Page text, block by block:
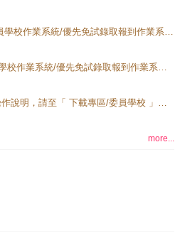
109學年度五專優先免試入學錄取生報到作業，請至「 委員學校作業系統/優先免試錄取報到作業系統 」（系統開放時間：109年6月11日（星期四）9:00至109年6月15日（星期一）15：00止）。 重要：有關【錄取報到回傳】及【五專優免回流名額】，務請於109年6月15日16:00前於系統匯出報到名單(pdf檔)簽核後，先以傳真(02-2773-8881)至本委員會，再電話(02-2772-5333分機222、210)確認已收到傳真，正本請郵寄至本委員會。
109學年度五專優先免試入學分發結果查詢，請至 「 委員學校作業系統/優先免試錄取報到作業系統」 ，系統開放時間：109年6月11日 9:00（星期四）起。
109學年度五專優先免試入學委員學校作業系統錄取報到操作說明，請至「 下載專區/委員學校 」下載。
more...